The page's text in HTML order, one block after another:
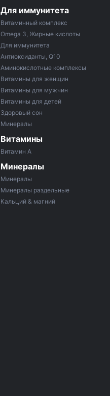
Для иммунитета
Витаминный комплекс
Omega 3, Жирные кислоты
Для иммунитета
Антиоксиданты, Q10
Аминокислотные комплексы
Витамины для женщин
Витамины для мужчин
Витамины для детей
Здоровый сон
Минералы
Витамины
Витамин A
Минералы
Минералы
Минералы раздельные
Кальций & магний